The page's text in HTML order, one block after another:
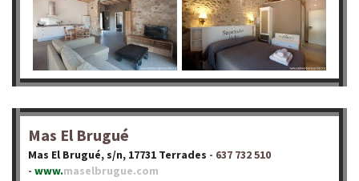
Mas El Brugué
Mas El Brugué, s/n, 17731 Terrades - 637 732 510
- www.maselbrugue.com